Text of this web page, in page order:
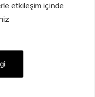
etkileşim içinde